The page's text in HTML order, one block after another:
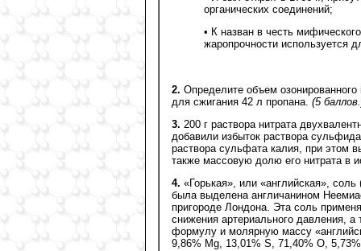
органических соединений;
• К назван в честь
жаропрочности используется
2. Определите объем
для сжигания 42 л пропана. (5
3. 200 г раствора нитрата
добавили избыток раствора
раствора сульфата калия, при этом
также массовую долю его нитрата в
4. «Горькая», или «английская»,
была выделена англичанином
пригороде Лондона. Эта соль
снижения артериального давления,
формулу и молярную массу
9,86% Mg, 13,01% S, 71,40% O,